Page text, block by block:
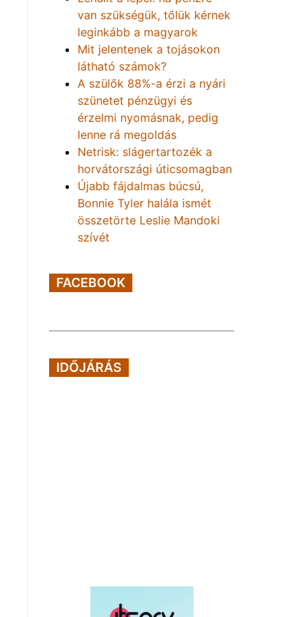
van szükségük, tőlük kérnek
leginkább a magyarok
Mit jelentenek a tojásokon
látható számok?
A szülők 88%-a érzi a nyári
szünetet pénzügyi és
érzelmi nyomásnak, pedig
lenne rá megoldás
Netrisk: slágertartozék a
horvátországi úticsomagban
Újabb fájdalmas búcsú,
Bonnie Tyler halála ismét
összetörte Leslie Mandoki
szívét
FACEBOOK
IDŐJÁRÁS